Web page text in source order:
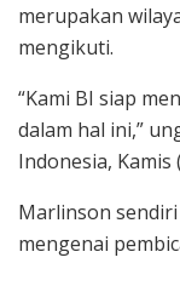
merupakan
mengikuti.
“Kami BI siap
dalam hal ini,”
Indonesia, Kamis
Marlinson
mengenai